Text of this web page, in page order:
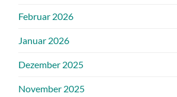
Februar 2026
Januar 2026
Dezember 2025
November 2025